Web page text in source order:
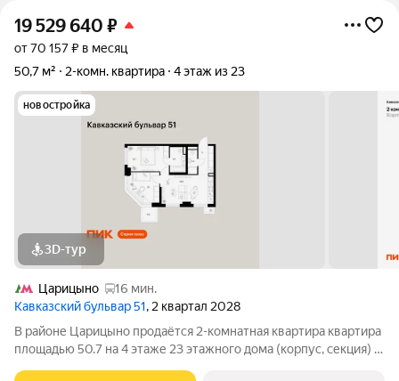
19 529 640 ₽
от 70 157 ₽ в месяц
50,7 м²
2-комн. квартира 4 этаж из 23
новостройка
3D-тур
Царицыно
16 мин.
Кавказский бульвар 51, 2 квартал 2028
В районе Царицыно продаётся 2-комнатная квартира квартира
площадью 50.7 на 4 этаже 23 этажного дома (корпус, секция) в